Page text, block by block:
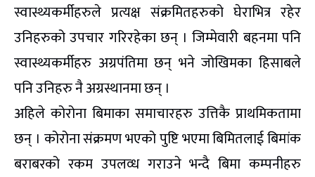
स्वास्थ्यकर्मीहरुले प्रत्यक्ष संक्रमितहरुको घेराभित्र रहेर
उनिहरुको उपचार गरिरहेका छन् । जिम्मेवारी बहनमा पनि
स्वास्थ्यकर्मीहरु अग्रपंतिमा छन् भने जोखिमका हिसाबले
पनि उनिहरु नै अग्रस्थानमा छन् ।
अहिले कोरोना बिमाका समाचारहरु उत्तिकै प्राथमिकतामा
छन् । कोरोना संक्रमण भएको पुष्टि भएमा बिमितलाई बिमांक
बराबरको रकम उपलव्ध गराउने भन्दै बिमा कम्पनीहरु